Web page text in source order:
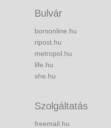
Bulvár
borsonline.hu
ripost.hu
metropol.hu
life.hu
she.hu
Szolgáltatás
freemail.hu